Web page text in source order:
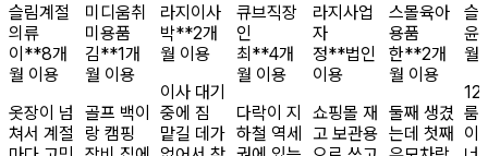
슬림계절
의류
이**8개
월 이용
옷장이 넘
쳐서 계절
미디움취
미용품
김**1개
월 이용
골프 백이
랑 캠핑
라지이사
박**2개
월 이용
이사 대기
중에 짐
맡길 데가
큐브직장
인
최**4개
월 이용
다락이 지
하철 역세
라지사업
자
정**법인
이용
쇼핑몰 재
고 보관용
스몰육아
용품
한**2개
월 이용
둘째 생겼
는데 첫째
슬
윤
월
12
룸
이